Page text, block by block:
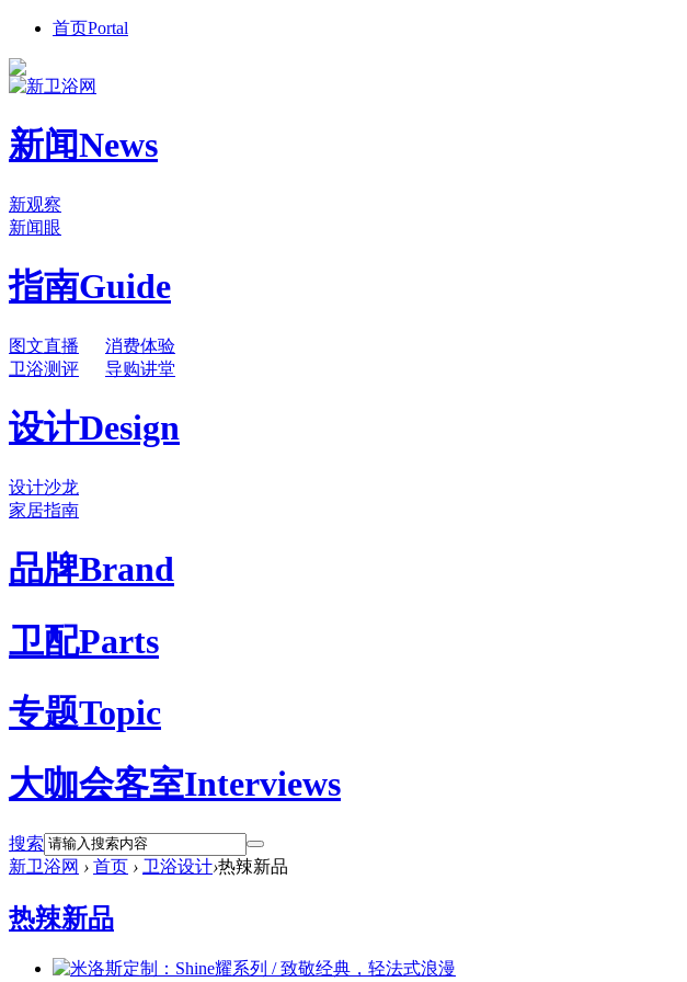
首页Portal
新闻News
新观察
新闻眼
指南Guide
图文直播
消费体验
卫浴测评
导购讲堂
设计Design
设计沙龙
家居指南
品牌Brand
卫配Parts
专题Topic
大咖会客室Interviews
搜索
新卫浴网 › 首页 › 卫浴设计›热辣新品
热辣新品